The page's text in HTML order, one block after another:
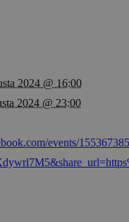
2024 @ 16:00
2024 @ 23:00
events/